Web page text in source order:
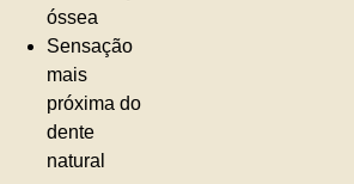
óssea
Sensação
mais
próxima do
dente
natural